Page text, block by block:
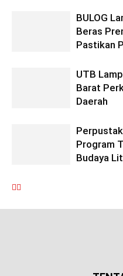
BULOG
Beras
Pastikan
UTB
Barat
Daerah
Program
Budaya